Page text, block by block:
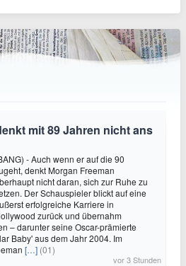
mit 89 Jahren nicht ans
- Auch wenn er auf die 90
denkt Morgan Freeman
nicht daran, sich zur Ruhe zu
Der Schauspieler blickt auf eine
erfolgreiche Karriere in
zurück und übernahm
– darunter seine Oscar-prämierte
Baby' aus dem Jahr 2004. Im
[…] (01)
vor 3 Stunden